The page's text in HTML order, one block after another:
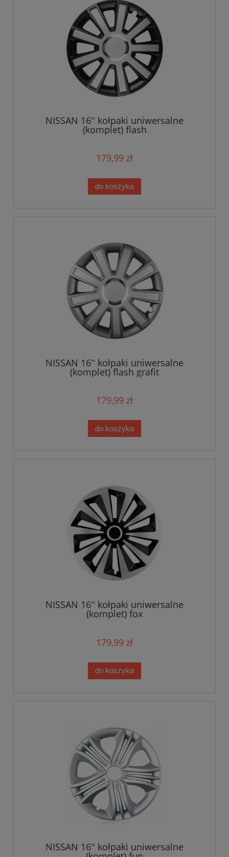
NISSAN 16'' kołpaki uniwersalne
(komplet) flash
179,99 zł
do koszyka
NISSAN 16'' kołpaki uniwersalne
(komplet) flash grafit
179,99 zł
do koszyka
NISSAN 16'' kołpaki uniwersalne
(komplet) fox
179,99 zł
do koszyka
NISSAN 16'' kołpaki uniwersalne